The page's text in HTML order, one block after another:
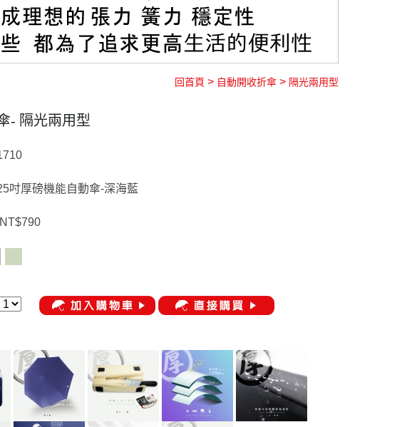
回首頁 > 自動開收折傘 > 隔光兩用型
- 隔光兩用型
吋厚磅機能自動傘-深海藍
NT$790